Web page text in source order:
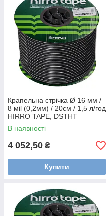
Крапельна стрічка Ø 16 мм /
8 мil (0,2мм) / 20см / 1,5 л/год
HIRRO TAPE, DSTHT
16081520-1000
В наявності
4 052,50 ₴
Купити